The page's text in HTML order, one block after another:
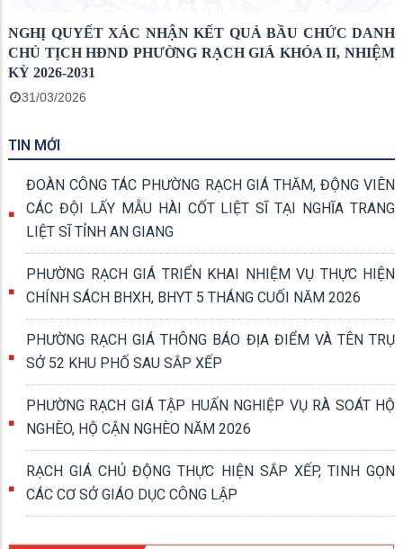
NGHỊ QUYẾT XÁC NHẬN KẾT QUẢ BẦU CHỨC DANH
CHỦ TỊCH HĐND PHƯỜNG RẠCH GIÁ KHÓA II, NHIỆM
KỲ 2026-2031
31/03/2026
TIN MỚI
ĐOÀN CÔNG TÁC PHƯỜNG RẠCH GIÁ THĂM, ĐỘNG VIÊN
CÁC ĐỘI LẤY MẪU HÀI CỐT LIỆT SĨ TẠI NGHĨA TRANG
LIỆT SĨ TỈNH AN GIANG
PHƯỜNG RẠCH GIÁ TRIỂN KHAI NHIỆM VỤ THỰC HIỆN
CHÍNH SÁCH BHXH, BHYT 5 THÁNG CUỐI NĂM 2026
PHƯỜNG RẠCH GIÁ THÔNG BÁO ĐỊA ĐIỂM VÀ TÊN TRỤ
SỞ 52 KHU PHỐ SAU SẮP XẾP
PHƯỜNG RẠCH GIÁ TẬP HUẤN NGHIỆP VỤ RÀ SOÁT HỘ
NGHÈO, HỘ CẬN NGHÈO NĂM 2026
RẠCH GIÁ CHỦ ĐỘNG THỰC HIỆN SẮP XẾP, TINH GỌN
CÁC CƠ SỞ GIÁO DỤC CÔNG LẬP